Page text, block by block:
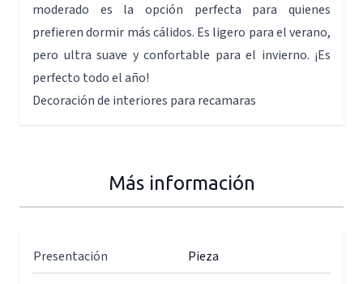
moderado es la opción perfecta para quienes
prefieren dormir más cálidos. Es ligero para el verano,
pero ultra suave y confortable para el invierno. ¡Es
perfecto todo el año!
Decoración de interiores para recamaras
Más información
Presentación
Pieza